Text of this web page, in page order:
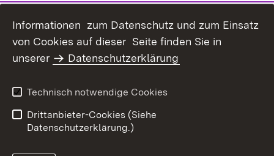
Informationen zum Datenschutz und zum Einsatz
von Cookies auf dieser Seite finden Sie in
unserer
Datenschutzerklärung
Technisch notwendige Cookies
Drittanbieter-Cookies (Siehe
Datenschutzerklärung.)